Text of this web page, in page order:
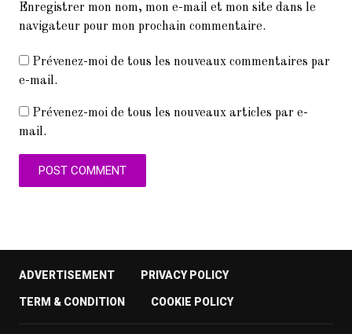
Enregistrer mon nom, mon e-mail et mon site dans le
navigateur pour mon prochain commentaire.
Prévenez-moi de tous les nouveaux commentaires par
e-mail.
Prévenez-moi de tous les nouveaux articles par e-
mail.
ADVERTISEMENT PRIVACY POLICY
TERM & CONDITION COOKIE POLICY